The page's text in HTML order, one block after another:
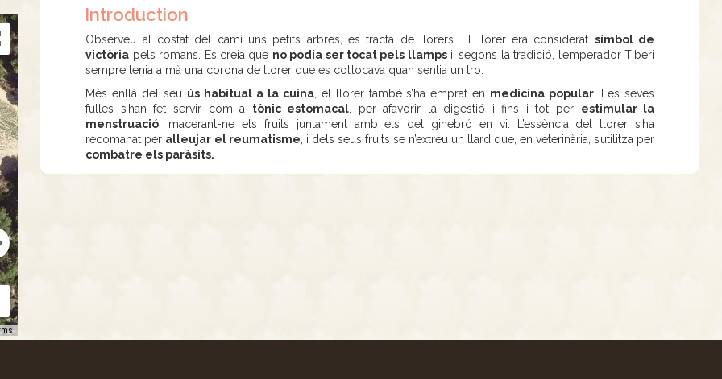
Introduction
Observeu al costat del camí uns petits arbres, es tracta de llorers. El llorer era considerat símbol de
victòria pels romans. Es creia que no podia ser tocat pels llampsi, segons la tradició, l’emperador Tiberi
sempre tenia a mà una corona de llorer que es col·locava quan sentia un tro.
Més enllà del seu ús habitual a la cuina, el llorer també s’ha emprat en medicina popular . Les seves
fulles s’han fet servir com a tònic estomacal , per afavorir la digestió i fins i tot per estimular la
menstruació , macerant-ne els fruits juntament amb els del ginebró en vi. L’essència del llorer s’ha
recomanat per alleujar el reumatisme , i dels seus fruits se n’extreu un llard que, en veterinària, s’utilitza per
combatre els paràsits.